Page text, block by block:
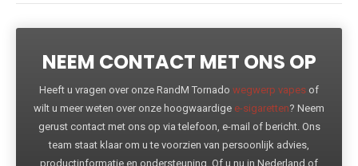
NEEM CONTACT MET ONS OP
Heeft u vragen over onze RandM Tornado wegwerp vapes of
wilt u meer weten over onze hoogwaardige e-sigaretten? Neem
gerust contact met ons op via telefoon, e-mail of bericht. Ons
team staat klaar om u te voorzien van persoonlijk advies,
productinformatie en ondersteuning. Of u nu in Nederland of